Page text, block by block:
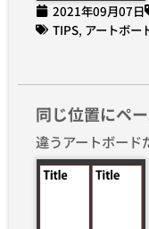
2021年09月07日
TIPS, アートボー
同じ位置にペー
違うアートボード